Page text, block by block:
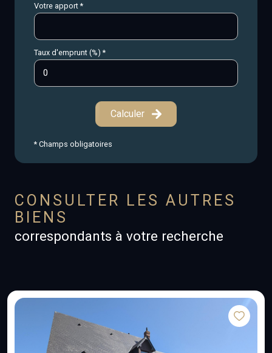
Votre apport *
Taux d'emprunt (%) *
Calculer
* Champs obligatoires
CONSULTER LES AUTRES
BIENS
correspondants à votre recherche